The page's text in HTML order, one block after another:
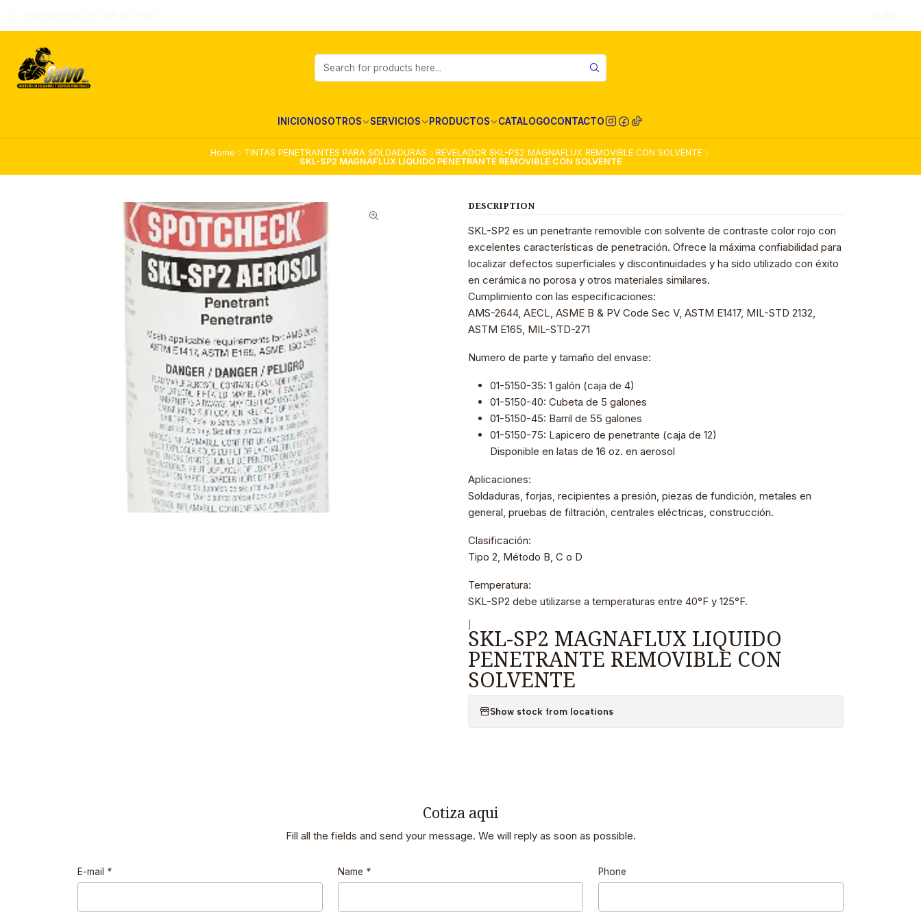
INICIONOSOTROS SERVICIOS PRODUCTOS CATALOGOCONTACTO
Home TINTAS PENETRANTES PARA SOLDADURAS
REVELADOR SKL-PS2 MAGNAFLUX REMOVIBLE CON SOLVENTE
SKL-SP2 MAGNAFLUX LIQUIDO PENETRANTE REMOVIBLE CON SOLVENTE
DESCRIPTION
SKL-SP2 es un penetrante removible con solvente de contraste color rojo con
excelentes características de penetración. Ofrece la máxima confiabilidad para
localizar defectos superficiales y discontinuidades y ha sido utilizado con éxito
en cerámica no porosa y otros materiales similares.
Cumplimiento con las especificaciones:
AMS-2644, AECL, ASME B & PV Code Sec V, ASTM E1417, MIL-STD 2132,
ASTM E165, MIL-STD-271
Numero de parte y tamaño del envase:
01-5150-35: 1 galón (caja de 4)
01-5150-40: Cubeta de 5 galones
01-5150-45: Barril de 55 galones
01-5150-75: Lapicero de penetrante (caja de 12)
Disponible en latas de 16 oz. en aerosol
Aplicaciones:
Soldaduras, forjas, recipientes a presión, piezas de fundición, metales en
general, pruebas de filtración, centrales eléctricas, construcción.
Clasificación:
Tipo 2, Método B, C o D
Temperatura:
SKL-SP2 debe utilizarse a temperaturas entre 40°F y 125°F.
SKL-SP2 MAGNAFLUX LIQUIDO
PENETRANTE REMOVIBLE CON
SOLVENTE
Show stock from locations
Cotiza aqui
Fill all the fields and send your message. We will reply as soon as possible.
E-mail * Name * Phone